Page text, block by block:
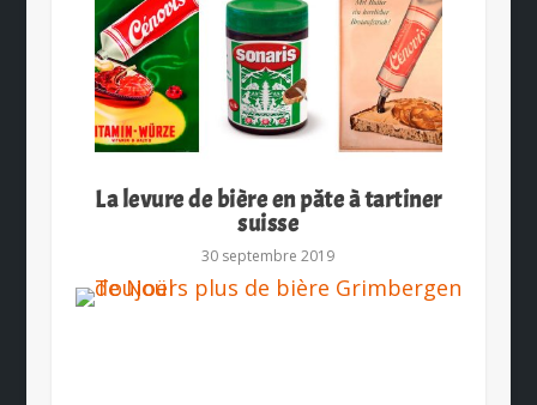
La levure de bière en pâte à tartiner
suisse
30 septembre 2019